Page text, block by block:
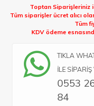
Toptan Siparişleriniz
Tüm siparişler ücret alıcı
Tüm
KDV ödeme
TIKLA
İLE SİPARİŞ
0553
84